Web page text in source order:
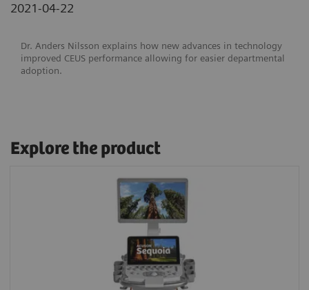
2021-04-22
Dr. Anders Nilsson explains how new advances in technology
improved CEUS performance allowing for easier departmental
adoption.
Explore the product